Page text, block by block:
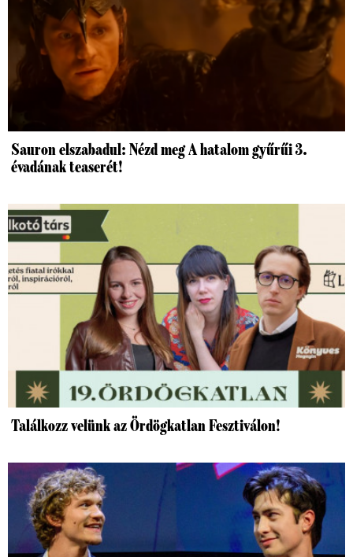
Sauron elszabadul: Nézd meg A hatalom gyűrűi 3.
évadának teaserét!
Találkozz velünk az Ördögkatlan Fesztiválon!